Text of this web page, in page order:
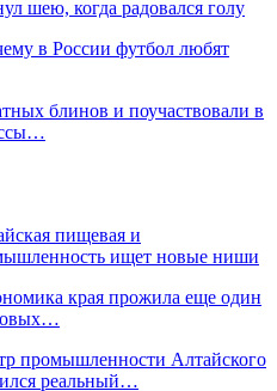
шею, когда радовался голу
в России футбол любят
блинов и поучаствовали в
пищевая и
ищет новые ниши
края прожила еще один
промышленности Алтайского
реальный…